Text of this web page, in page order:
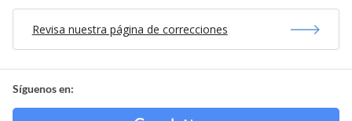
Revisa nuestra página de correcciones
Síguenos en: